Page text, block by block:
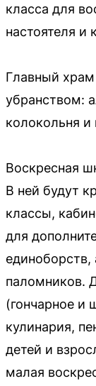
класса для
настоятеля и
Главный
убранством:
колокольня
Воскресная
В ней будут
классы,
для
паломников.
(гончарное и
кулинария,
детей и
малая